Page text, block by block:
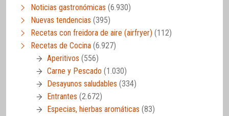
Noticias gastronómicas (6.930)
Nuevas tendencias (395)
Recetas con freidora de aire (airfryer) (112)
Recetas de Cocina (6.927)
Aperitivos (556)
Carne y Pescado (1.030)
Desayunos saludables (334)
Entrantes (2.672)
Especias, hierbas aromáticas (83)